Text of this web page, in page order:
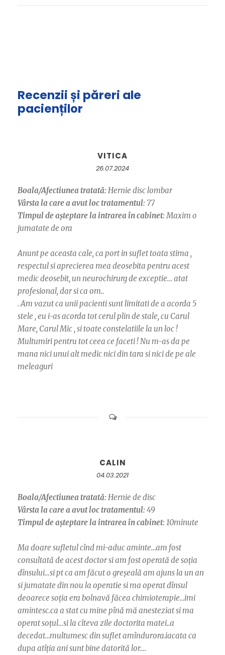
Recenzii și păreri ale
pacienților
VITICA
26.07.2024
Boala/Afectiunea tratată: Hernie disc lombar
Vârsta la care a avut loc tratamentul: 77
Timpul de așteptare la intrarea în cabinet:Maxim o
jumatate de ora
Anunt pe aceasta cale, ca port in suflet toata stima ,
respectul si aprecierea mea deosebita pentru acest
medic deosebit, un neurochirurg de exceptie… atat
profesional, dar si ca om..
. Am vazut ca unii pacienti sunt limitati de a acorda 5
stele , eu i-as acorda tot cerul plin de stale, cu Carul
Mare, Carul Mic , si toate constelatiile la un loc !
Multumiri pentru tot ceea ce faceti ! Nu m-as da pe
mana nici unui alt medic nici din tara si nici de pe ale
meleaguri
CALIN
04.03.2021
Boala/Afectiunea tratată: Hernie de disc
Vârsta la care a avut loc tratamentul: 49
Timpul de așteptare la intrarea în cabinet: 10minute
Ma doare sufletul cînd mi-aduc aminte…am fost
consultată de acest doctor si am fost operată de soția
dînsului…si pt ca am făcut o greșeală am ajuns la un an
si jumatate din nou la operatie si ma operat dînsul
deoarece soția era bolnavă făcea chimioterapie…imi
amintesc.ca a stat cu mine pînă mă anesteziat si ma
operat soțul…si la cîteva zile doctorita matei..a
decedat…multumesc din suflet amîndurora.iacata ca
dupa atîția ani sunt bine datorită lor….